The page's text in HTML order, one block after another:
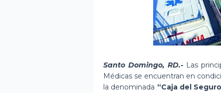
Santo Domingo, RD.- Las
Médicas se encuentran en
la denominada “Caja del